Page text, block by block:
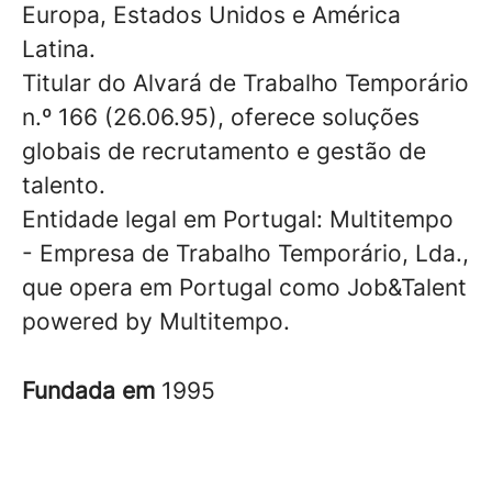
Europa, Estados Unidos e América
Latina.
Titular do Alvará de Trabalho Temporário
n.º 166 (26.06.95), oferece soluções
globais de recrutamento e gestão de
talento.
Entidade legal em Portugal: Multitempo
- Empresa de Trabalho Temporário, Lda.,
que opera em Portugal como Job&Talent
powered by Multitempo.
Fundada em 1995